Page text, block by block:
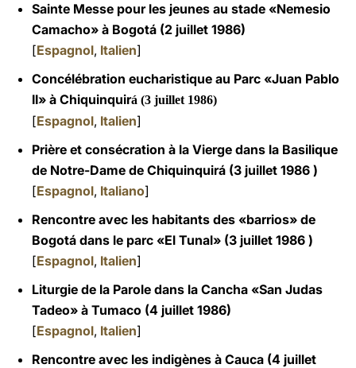
Sainte Messe pour les jeunes au stade «Nemesio
Camacho» à Bogotá (2 juillet 1986)
[Espagnol, Italien]
Concélébration eucharistique au Parc «Juan Pablo
II» à Chiquinquirá (3 juillet 1986)
[Espagnol, Italien]
Prière et consécration à la Vierge dans la Basilique
de Notre-Dame de Chiquinquirá (3 juillet 1986 )
[Espagnol, Italiano]
Rencontre avec les habitants des «barrios» de
Bogotá dans le parc «El Tunal» (3 juillet 1986 )
[Espagnol, Italien]
Liturgie de la Parole dans la Cancha «San Judas
Tadeo» à Tumaco (4 juillet 1986)
[Espagnol, Italien]
Rencontre avec les indigènes à Cauca (4 juillet